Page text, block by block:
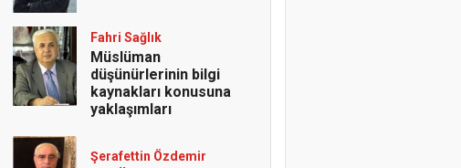
Fahri Sağlık
Müslüman
düşünürlerinin bilgi
kaynakları konusuna
yaklaşımları
Şerafettin Özdemir